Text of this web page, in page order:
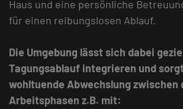
Haus und eine persönliche
für einen reibungslosen Ablauf.
Die Umgebung lässt sich dabei
Tagungsablauf integrieren und
wohltuende Abwechslung zwischen
Arbeitsphasen z.B. mit: